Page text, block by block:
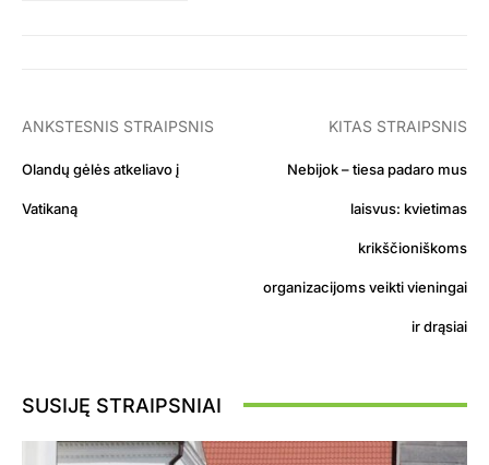
ANKSTESNIS STRAIPSNIS
Olandų gėlės atkeliavo į
Vatikaną
KITAS STRAIPSNIS
Nebijok – tiesa padaro mus
laisvus: kvietimas
krikščioniškoms
organizacijoms veikti vieningai
ir drąsiai
SUSIJĘ STRAIPSNIAI